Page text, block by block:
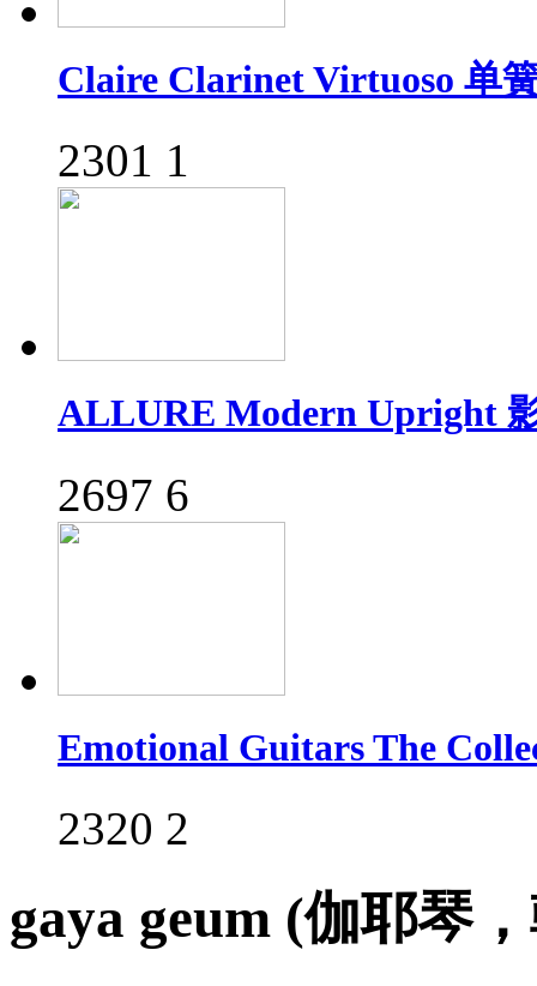
Claire Clarinet Virtuoso 单
2301 1
ALLURE Modern Upright
2697 6
Emotional Guitars The
2320 2
gaya geum (伽耶琴